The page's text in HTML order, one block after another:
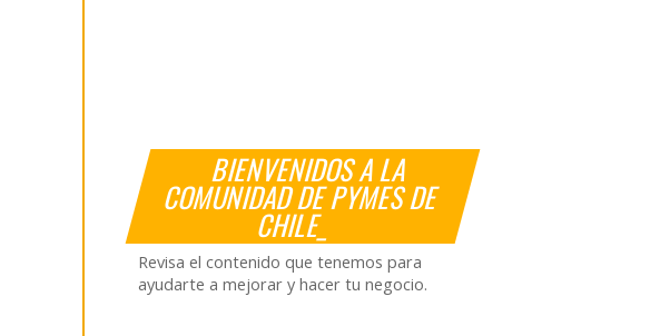
BIENVENIDOS A LA
COMUNIDAD DE PYMES DE
CHILE_
Revisa el contenido que tenemos para
ayudarte a mejorar y hacer tu negocio.